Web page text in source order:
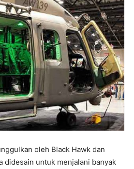
oleh Black Hawk dan
didesain untuk menjalani banyak